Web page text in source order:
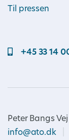
Til pressen
+45 33 14
Peter Bangs
info@ato.dk